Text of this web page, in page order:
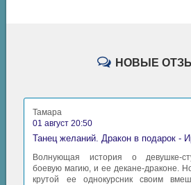
НОВЫЕ
Тамара
01 август 20:50
Танец желаний. Дракон в подарок -
Волнующая история о девушке-
боевую магию, и ее декане-драконе.
крутой ее однокурсник своим